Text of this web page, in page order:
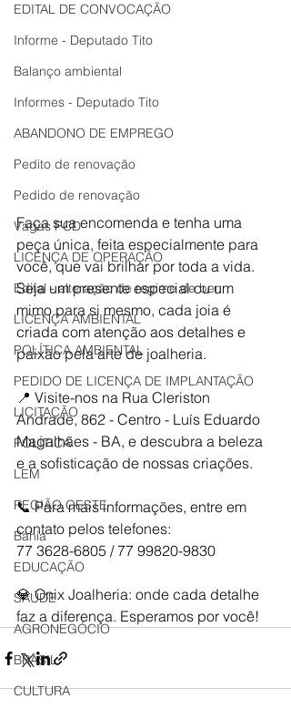
EDITAL DE CONVOCAÇÃO
Informe - Deputado Tito
Balanço ambiental
Informes - Deputado Tito
ABANDONO DE EMPREGO
Pedito de renovação
Pedido de renovação
Vagas PCD
LICENÇA DE OPERAÇÃO
Edital - alteração de regime de ben
LICENÇA AMBIENTAL
POLÍTICA AMBIENTAL
PEDIDO DE LICENÇA DE IMPLANTAÇÃO
LICITAÇÃO
POLÍTICA
LEM
REGIÃO OESTE
Bahia
EDUCAÇÃO
SAÚDE
AGRONEGÓCIO
BRASIL
CULTURA
Faça sua encomenda e tenha uma
peça única, feita especialmente para
você, que vai brilhar por toda a vida.
Seja um presente especial ou um
mimo para si mesmo, cada joia é
criada com atenção aos detalhes e
paixão pela arte de joalheria.
📍 Visite-nos na Rua Cleriston
Andrade, 862 - Centro - Luís Eduardo
Magalhães - BA, e descubra a beleza
e a sofisticação de nossas criações.
📞 Para mais informações, entre em
contato pelos telefones:
77 3628-6805 / 77 99820-9830
💎 Onix Joalheria: onde cada detalhe
faz a diferença. Esperamos por você!